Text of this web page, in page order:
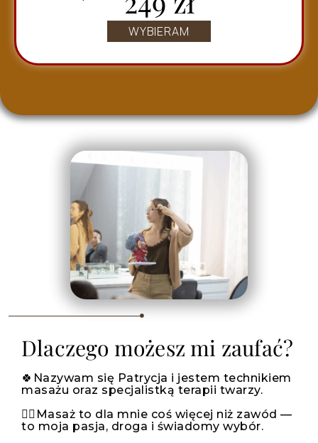
WYBIERAM
Dlaczego możesz mi zaufać?
🍀Nazywam się Patrycja i jestem technikiem
masażu oraz specjalistką terapii twarzy.
💆‍♀️Masaż to dla mnie coś więcej niż zawód —
to moja pasja, droga i świadomy wybór.